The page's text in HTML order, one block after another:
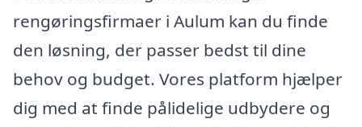
rengøringsfirmaer i Aulum kan du finde
den løsning, der passer bedst til dine
behov og budget. Vores platform hjælper
dig med at finde pålidelige udbydere og